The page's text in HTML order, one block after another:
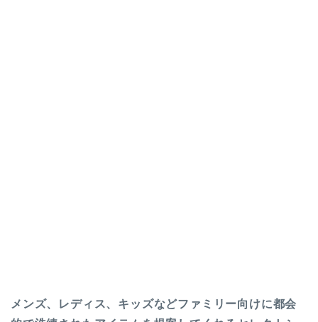
メンズ、レディス、キッズなどファミリー向けに都会